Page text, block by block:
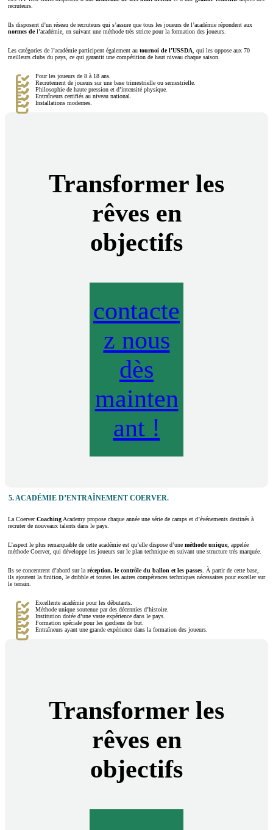
recruteurs.
Ils disposent d’un réseau de recruteurs qui s’assure que tous les joueurs de l’académie répondent aux
normes del’académie, en suivant une méthode très stricte pour la formation des joueurs.
Les catégories de l’académie participent également au tournoi de l’USSDA, qui les oppose aux 70
meilleurs clubs du pays, ce qui garantit une compétition de haut niveau chaque saison.
Pour les joueurs de 8 à 18 ans.
Recrutement de joueurs sur une base trimestrielle ou semestrielle.
Philosophie de haute pression et d’intensité physique.
Entraîneurs certifiés au niveau national.
Installations modernes.
Transformer les
rêves en
objectifs
contacte
z nous
dès
mainten
ant !
5.ACADÉMIE D’ENTRAÎNEMENT COERVER.
La CoerverCoaching Academy propose chaque année une série de camps et d’événements destinés à
recruter de nouveaux talents dans le pays.
L’aspect le plus remarquable de cette académie est qu’elle dispose d’une méthode unique, appelée
méthode Coerver, qui développe les joueurs sur le plan technique en suivant une structure très marquée.
Ils se concentrent d’abord sur la réception, le contrôle du ballon et les passes . À partir de cette base,
ils ajoutent la finition, le dribble et toutes les autres compétences techniques nécessaires pour exceller sur
le terrain.
Excellente académie pour les débutants.
Méthode unique soutenue par des décennies d’histoire.
Institution dotée d’une vaste expérience dans le pays.
Formation spéciale pour les gardiens de but.
Entraîneurs ayant une grande expérience dans la formation des joueurs.
Transformer les
rêves en
objectifs